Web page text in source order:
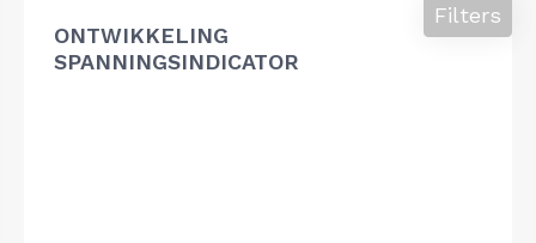
ONTWIKKELING
SPANNINGSINDICATOR
Filters